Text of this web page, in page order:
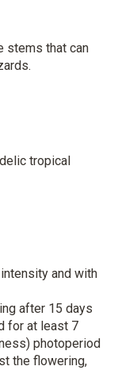
stems that can
tropical
and with
after 15 days
for at least 7
photoperiod
the flowering,